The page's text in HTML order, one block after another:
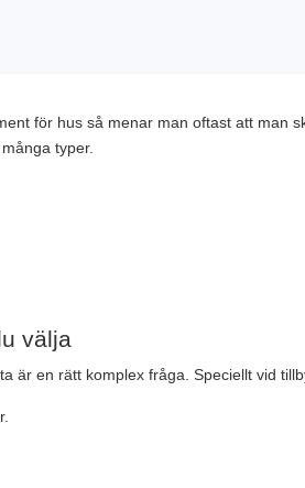
för hus så menar man oftast att man
typer.
välja
är en rätt komplex fråga. Speciellt vid